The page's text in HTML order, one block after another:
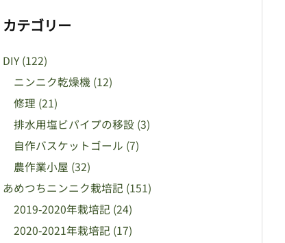
カテゴリー
DIY (122)
ニンニク乾燥機 (12)
修理 (21)
排水用塩ビパイプの移設 (3)
自作バスケットゴール (7)
農作業小屋 (32)
あめつちニンニク栽培記 (151)
2019-2020年栽培記 (24)
2020-2021年栽培記 (17)